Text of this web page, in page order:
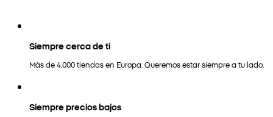
Siempre cerca de ti
Más de 4.000 tiendas en Europa. Queremos estar siempre a tu lado.
Siempre precios bajos